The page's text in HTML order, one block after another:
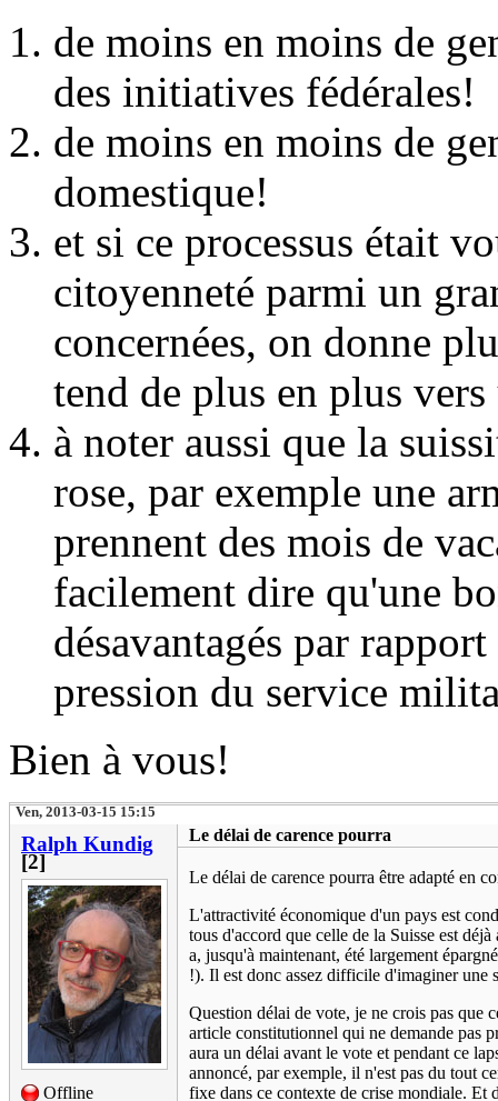
de moins en moins de
des initiatives fédérales!
de moins en moins de
domestique!
et si ce processus était
citoyenneté parmi un
concernées, on donne
tend de plus en plus
à noter aussi que la
rose, par exemple une
prennent des mois de
facilement dire qu'une
désavantagés par
pression du service
Bien à vous!
Ven, 2013-03-15 15:15
Ralph Kundig
[2]
Offline
Le délai de carence pourra
Le délai de carence pourra être adapté en
L'attractivité économique d'un pays est
tous d'accord que celle de la Suisse est
a, jusqu'à maintenant, été largement
!). Il est donc assez difficile d'imaginer une
Question délai de vote, je ne crois pas
article constitutionnel qui ne demande pas
aura un délai avant le vote et pendant ce
annoncé, par exemple, il n'est pas du tout
fixe dans ce contexte de crise mondiale. Et